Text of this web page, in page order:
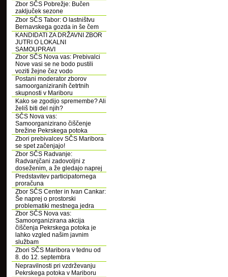
Zbor SČS Pobrežje: Bučen
zaključek sezone
Zbor SČS Tabor: O lastništvu
Bernavskega gozda in še čem
KANDIDATI ZA DRŽAVNI ZBOR
JUTRI O LOKALNI
SAMOUPRAVI
Zbor SČS Nova vas: Prebivalci
Nove vasi se ne bodo pustili
voziti žejne čez vodo
Postani moderator zborov
samoorganiziranih četrtnih
skupnosti v Mariboru
Kako se zgodijo spremembe? Ali
želiš biti del njih?
SČS Nova vas:
Samoorganizirano čiščenje
brežine Pekrskega potoka
Zbori prebivalcev SČS Maribora
se spet začenjajo!
Zbor SČS Radvanje:
Radvanjčani zadovoljni z
doseženim, a že gledajo naprej
Predstavitev participatornega
proračuna
Zbor SČS Center in Ivan Cankar:
Še naprej o prostorski
problematiki mestnega jedra
Zbor SČS Nova vas:
Samoorganizirana akcija
čiščenja Pekrskega potoka je
lahko vzgled našim javnim
službam
Zbori SČS Maribora v tednu od
8. do 12. septembra
Nepravilnosti pri vzdrževanju
Pekrskega potoka v Mariboru